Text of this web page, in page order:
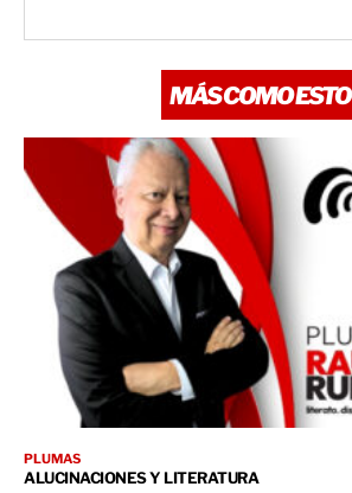
MÁS COMO ESTO
PLUMAS
ALUCINACIONES Y LITERATURA